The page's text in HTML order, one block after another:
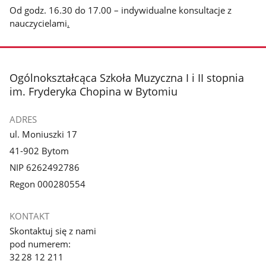
Od godz. 16.30 do 17.00 – indywidualne konsultacje z
nauczycielami.
stopka
Ogólnokształcąca Szkoła Muzyczna I i II stopnia
im. Fryderyka Chopina w Bytomiu
ADRES
ul. Moniuszki 17
41-902 Bytom
NIP 6262492786
Regon 000280554
KONTAKT
Skontaktuj się z nami
pod numerem:
32 28 12 211